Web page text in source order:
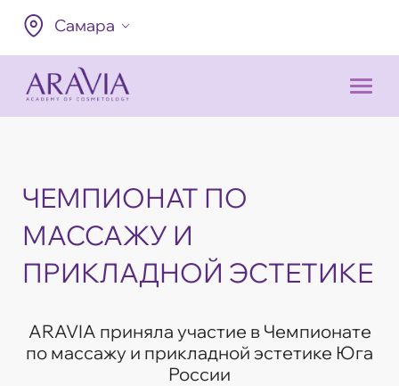
Самара
ЧЕМПИОНАТ ПО
МАССАЖУ И
ПРИКЛАДНОЙ ЭСТЕТИКЕ
ARAVIA приняла участие в Чемпионате
по массажу и прикладной эстетике Юга
России